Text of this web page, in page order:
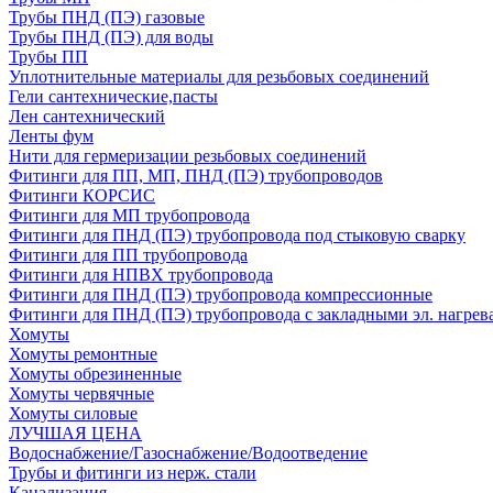
Трубы ПНД (ПЭ) газовые
Трубы ПНД (ПЭ) для воды
Трубы ПП
Уплотнительные материалы для резьбовых соединений
Гели сантехнические,пасты
Лен сантехнический
Ленты фум
Нити для гермеризации резьбовых соединений
Фитинги для ПП, МП, ПНД (ПЭ) трубопроводов
Фитинги КОРСИС
Фитинги для МП трубопровода
Фитинги для ПНД (ПЭ) трубопровода под стыковую сварку
Фитинги для ПП трубопровода
Фитинги для НПВХ трубопровода
Фитинги для ПНД (ПЭ) трубопровода компрессионные
Фитинги для ПНД (ПЭ) трубопровода с закладными эл.
Хомуты
Хомуты ремонтные
Хомуты обрезиненные
Хомуты червячные
Хомуты силовые
ЛУЧШАЯ ЦЕНА
Водоснабжение/Газоснабжение/Водоотведение
Трубы и фитинги из нерж. стали